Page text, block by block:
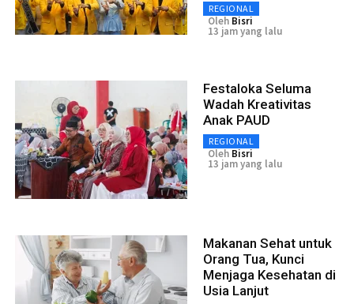
REGIONAL
Oleh Bisri
13 jam yang lalu
Festaloka Seluma
Wadah Kreativitas
Anak PAUD
REGIONAL
Oleh Bisri
13 jam yang lalu
Makanan Sehat untuk
Orang Tua, Kunci
Menjaga Kesehatan di
Usia Lanjut